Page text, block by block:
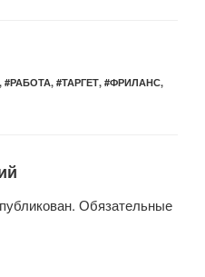
kl
ni
ki
#РАБОТА, #ТАРГЕТ, #ФРИЛАНС,
Обязательные